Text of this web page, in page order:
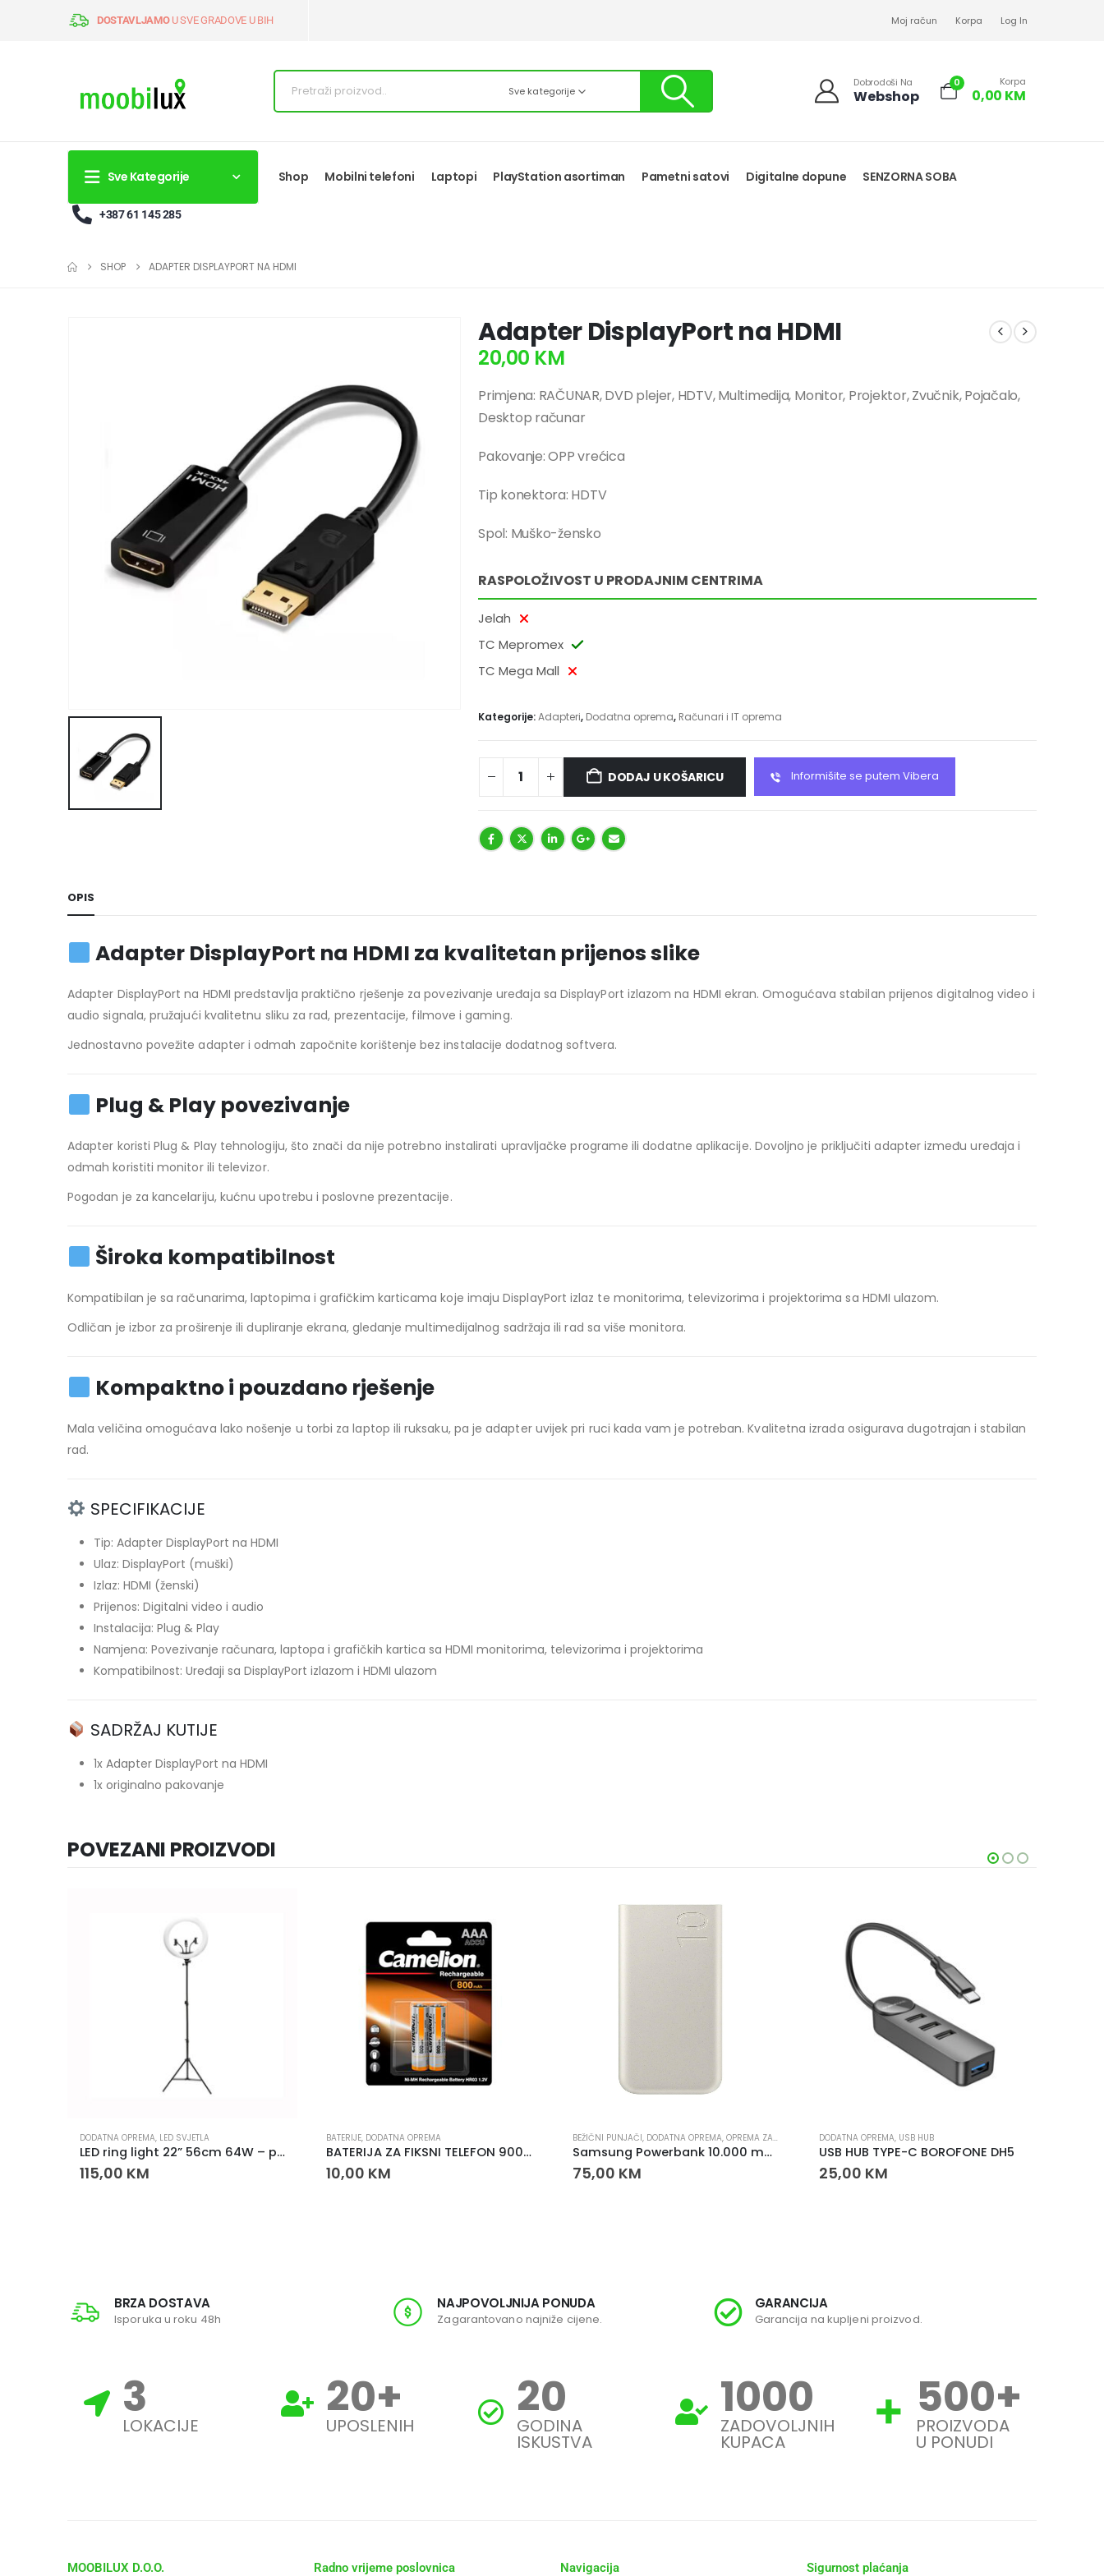
DOSTAVLJAMOU SVE GRADOVE U BIH Moj račun Korpa Log In
Sve kategorije
Dobrodoši Na
Webshop
0 Korpa
0,00 KM
Sve Kategorije Shop Mobilni telefoni Laptopi PlayStation asortiman Pametni satovi Digitalne dopune SENZORNA SOBA
+387 61 145 285
SHOP ADAPTER DISPLAYPORT NA HDMI
Adapter DisplayPort na HDMI
20,00 KM
Primjena: RAČUNAR, DVD plejer, HDTV, Multimedija, Monitor, Projektor, Zvučnik, Pojačalo,
Desktop računar
Pakovanje: OPP vrećica
Tip konektora: HDTV
Spol: Muško-žensko
RASPOLOŽIVOST U PRODAJNIM CENTRIMA
Jelah
TC Mepromex
TC Mega Mall
Kategorije:Adapteri, Dodatna oprema, Računari i IT oprema
DODAJ U KOŠARICU Informišite se putem Vibera
OPIS
Adapter DisplayPort na HDMI za kvalitetan prijenos slike
Adapter DisplayPort na HDMI predstavlja praktično rješenje za povezivanje uređaja sa DisplayPort izlazom na HDMI ekran. Omogućava stabilan prijenos digitalnog video i
audio signala, pružajući kvalitetnu sliku za rad, prezentacije, filmove i gaming.
Jednostavno povežite adapter i odmah započnite korištenje bez instalacije dodatnog softvera.
Plug & Play povezivanje
Adapter koristi Plug & Play tehnologiju, što znači da nije potrebno instalirati upravljačke programe ili dodatne aplikacije. Dovoljno je priključiti adapter između uređaja i
odmah koristiti monitor ili televizor.
Pogodan je za kancelariju, kućnu upotrebu i poslovne prezentacije.
Široka kompatibilnost
Kompatibilan je sa računarima, laptopima i grafičkim karticama koje imaju DisplayPort izlaz te monitorima, televizorima i projektorima sa HDMI ulazom.
Odličan je izbor za proširenje ili dupliranje ekrana, gledanje multimedijalnog sadržaja ili rad sa više monitora.
Kompaktno i pouzdano rješenje
Mala veličina omogućava lako nošenje u torbi za laptop ili ruksaku, pa je adapter uvijek pri ruci kada vam je potreban. Kvalitetna izrada osigurava dugotrajan i stabilan
rad.
SPECIFIKACIJE
Tip: Adapter DisplayPort na HDMI
Ulaz: DisplayPort (muški)
Izlaz: HDMI (ženski)
Prijenos: Digitalni video i audio
Instalacija: Plug & Play
Namjena: Povezivanje računara, laptopa i grafičkih kartica sa HDMI monitorima, televizorima i projektorima
Kompatibilnost: Uređaji sa DisplayPort izlazom i HDMI ulazom
SADRŽAJ KUTIJE
1x Adapter DisplayPort na HDMI
1x originalno pakovanje
POVEZANI PROIZVODI
DODATNA OPREMA, LED SVJETLA
LED ring light 22” 56cm 64W – profesionalno osvjetljenje sa stativom i daljinskim
115,00 KM
BATERIJE, DODATNA OPREMA
BATERIJA ZA FIKSNI TELEFON 900 mAh
10,00 KM
BEŽIČNI PUNJAČI, DODATNA OPREMA, OPREMA ZA MOBITELE PUNJAČI
Samsung Powerbank 10.000 mAh 25W USB-C
75,00 KM
DODATNA OPREMA, USB HUB
USB HUB TYPE-C BOROFONE DH5
25,00 KM
BRZA DOSTAVA
Isporuka u roku 48h
NAJPOVOLJNIJA PONUDA
Zagarantovano najniže cijene.
GARANCIJA
Garancija na kupljeni proizvod.
3
LOKACIJE 20+
UPOSLENIH 20
GODINA
ISKUSTVA
1000
ZADOVOLJNIH
KUPACA
500+
PROIZVODA
U PONUDI
MOOBILUX D.O.O. Radno vrijeme poslovnica Navigacija Sigurnost plaćanja